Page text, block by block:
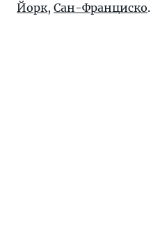
Йорк, Сан-Франциско.